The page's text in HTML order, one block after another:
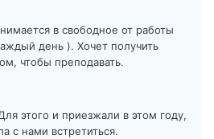
в свободное от работы
день ). Хочет получить
чтобы преподавать.
этого и приезжали в этом году,
с нами встретиться.